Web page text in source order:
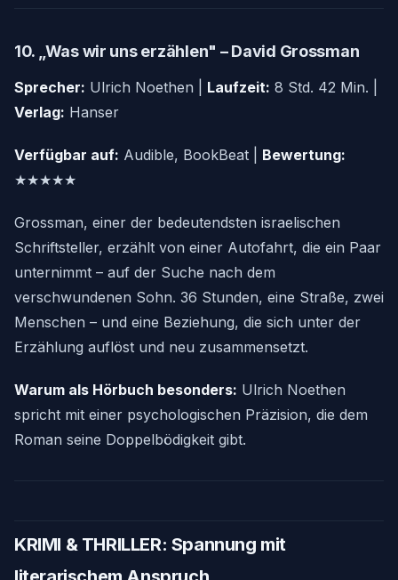
10. „Was wir uns erzählen" – David Grossman
Sprecher: Ulrich Noethen | Laufzeit: 8 Std. 42 Min. |
Verlag: Hanser
Verfügbar auf: Audible, BookBeat | Bewertung:
★★★★★
Grossman, einer der bedeutendsten israelischen
Schriftsteller, erzählt von einer Autofahrt, die ein Paar
unternimmt – auf der Suche nach dem
verschwundenen Sohn. 36 Stunden, eine Straße, zwei
Menschen – und eine Beziehung, die sich unter der
Erzählung auflöst und neu zusammensetzt.
Warum als Hörbuch besonders: Ulrich Noethen
spricht mit einer psychologischen Präzision, die dem
Roman seine Doppelbödigkeit gibt.
KRIMI & THRILLER: Spannung mit